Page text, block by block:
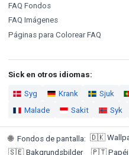
FAQ Fondos
FAQ Imágenes
Páginas para Colorear FAQ
Sick en otros idiomas:
Syg Krank Sjuk
Malade
Sakit Syk
🌐 Fondos de pantalla: 🇩🇰
🇸🇪 Bakgrundsbilder 🇵🇹